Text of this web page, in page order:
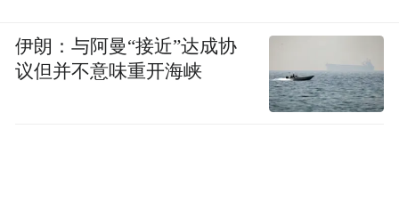
伊朗：与阿曼“接近”达成协
议但并不意味重开海峡